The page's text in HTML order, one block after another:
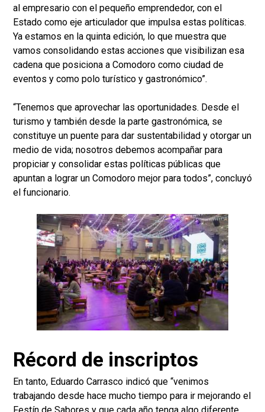
al empresario con el pequeño emprendedor, con el
Estado como eje articulador que impulsa estas políticas.
Ya estamos en la quinta edición, lo que muestra que
vamos consolidando estas acciones que visibilizan esa
cadena que posiciona a Comodoro como ciudad de
eventos y como polo turístico y gastronómico”.
“Tenemos que aprovechar las oportunidades. Desde el
turismo y también desde la parte gastronómica, se
constituye un puente para dar sustentabilidad y otorgar un
medio de vida; nosotros debemos acompañar para
propiciar y consolidar estas políticas públicas que
apuntan a lograr un Comodoro mejor para todos”, concluyó
el funcionario.
Récord de inscriptos
En tanto, Eduardo Carrasco indicó que “venimos
trabajando desde hace mucho tiempo para ir mejorando el